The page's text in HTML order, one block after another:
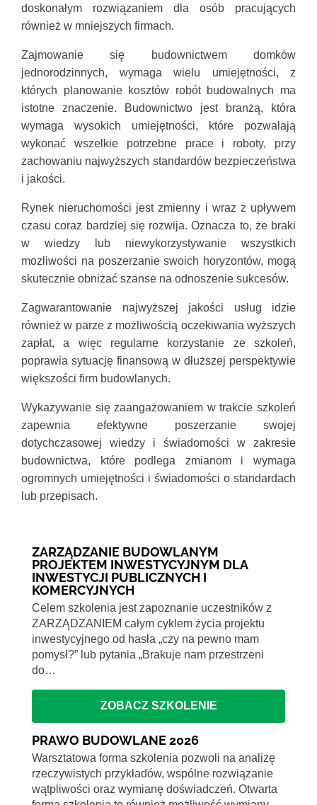
doskonałym rozwiązaniem dla osób pracujących
również w mniejszych firmach.
Zajmowanie się budownictwem domków
jednorodzinnych, wymaga wielu umiejętności, z
których planowanie kosztów robót budowalnych ma
istotne znaczenie. Budownictwo jest branżą, która
wymaga wysokich umiejętności, które pozwalają
wykonać wszelkie potrzebne prace i roboty, przy
zachowaniu najwyższych standardów bezpieczeństwa
i jakości.
Rynek nieruchomości jest zmienny i wraz z upływem
czasu coraz bardziej się rozwija. Oznacza to, że braki
w wiedzy lub niewykorzystywanie wszystkich
mozliwości na poszerzanie swoich horyzontów, mogą
skutecznie obniżać szanse na odnoszenie sukcesów.
Zagwarantowanie najwyższej jakości usług idzie
również w parze z możliwością oczekiwania wyższych
zapłat, a więc regularne korzystanie ze szkoleń,
poprawia sytuację finansową w dłuższej perspektywie
większości firm budowlanych.
Wykazywanie się zaangażowaniem w trakcie szkoleń
zapewnia efektywne poszerzanie swojej
dotychczasowej wiedzy i świadomości w zakresie
budownictwa, które podlega zmianom i wymaga
ogromnych umiejętności i świadomości o standardach
lub przepisach.
ZARZĄDZANIE BUDOWLANYM
PROJEKTEM INWESTYCYJNYM DLA
INWESTYCJI PUBLICZNYCH I
KOMERCYJNYCH
Celem szkolenia jest zapoznanie uczestników z
ZARZĄDZANIEM całym cyklem życia projektu
inwestycyjnego od hasła „czy na pewno mam
pomysł?” lub pytania „Brakuje nam przestrzeni
do…
ZOBACZ SZKOLENIE
PRAWO BUDOWLANE 2026
Warsztatowa forma szkolenia pozwoli na analizę
rzeczywistych przykładów, wspólne rozwiązanie
wątpliwości oraz wymianę doświadczeń. Otwarta